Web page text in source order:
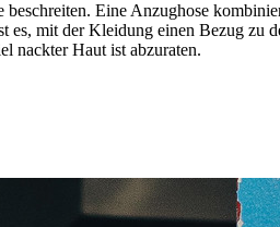
Eine Anzughose
mit der Kleidung einen Bezug zu
nackter Haut ist abzuraten.